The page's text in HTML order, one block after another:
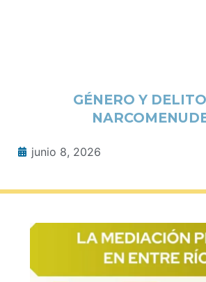
GÉNERO Y
junio 8, 2026